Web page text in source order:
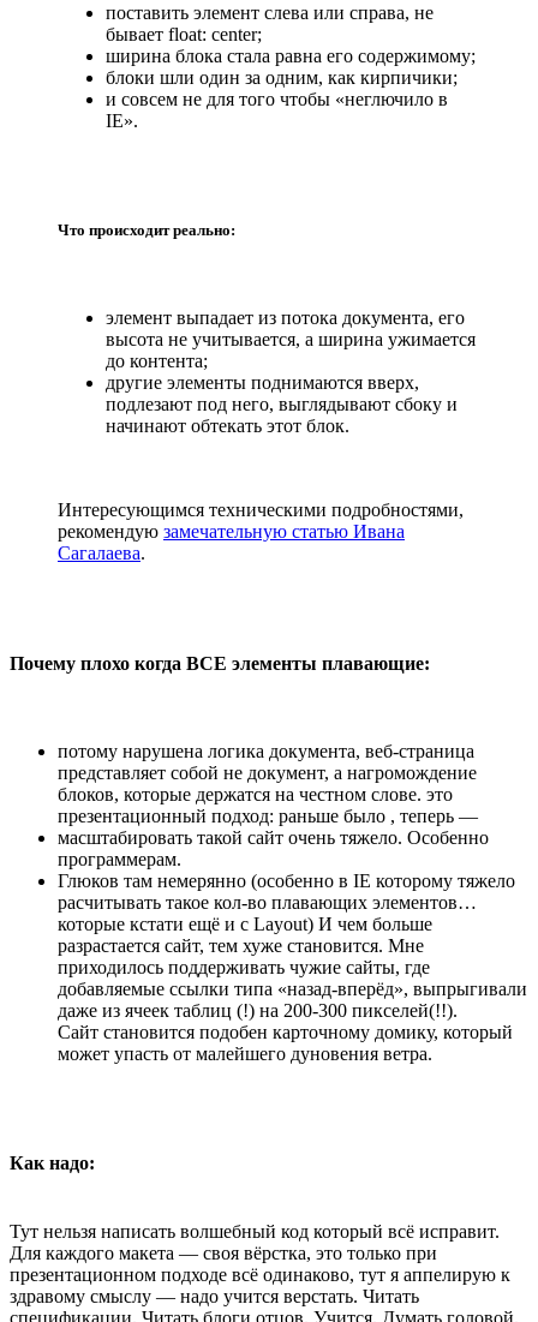
поставить элемент слева или справа, не
бывает float: center;
ширина блока стала равна его содержимому;
блоки шли один за одним, как кирпичики;
и совсем не для того чтобы «неглючило в
IE».
Что происходит реально:
элемент выпадает из потока документа, его
высота не учитывается, а ширина ужимается
до контента;
другие элементы поднимаются вверх,
подлезают под него, выглядывают сбоку и
начинают обтекать этот блок.
Интересующимся техническими подробностями,
рекомендую замечательную статью Ивана
Сагалаева.
Почему плохо когда ВСЕ элементы плавающие:
потому нарушена логика документа, веб-страница
представляет собой не документ, а нагромождение
блоков, которые держатся на честном слове. это
презентационный подход: раньше было , теперь —
масштабировать такой сайт очень тяжело. Особенно
программерам.
Глюков там немерянно (особенно в IE которому тяжело
расчитывать такое кол-во плавающих элементов…
которые кстати ещё и с Layout) И чем больше
разрастается сайт, тем хуже становится. Мне
приходилось поддерживать чужие сайты, где
добавляемые ссылки типа «назад-вперёд», выпрыгивали
даже из ячеек таблиц (!) на 200-300 пикселей(!!).
Сайт становится подобен карточному домику, который
может упасть от малейшего дуновения ветра.
Как надо:
Тут нельзя написать волшебный код который всё исправит.
Для каждого макета — своя вёрстка, это только при
презентационном подходе всё одинаково, тут я аппелирую к
здравому смыслу — надо учится верстать. Читать